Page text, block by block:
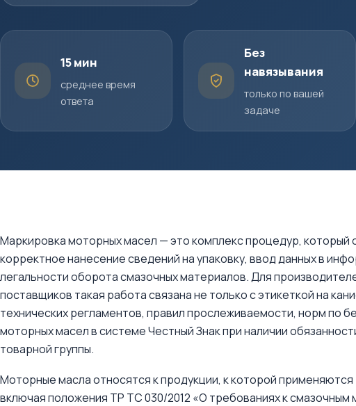
15 мин
среднее время
ответа
Без
навязывания
только по вашей
задаче
Маркировка моторных масел — это комплекс процедур,
корректное нанесение сведений на упаковку, ввод данных в
легальности оборота смазочных материалов. Для
поставщиков такая работа связана не только с этикеткой на
технических регламентов, правил прослеживаемости, норм по
моторных масел в системе Честный Знак при наличии
товарной группы.
Моторные масла относятся к продукции, к которой
включая положения ТР ТС 030/2012 «О требованиях к